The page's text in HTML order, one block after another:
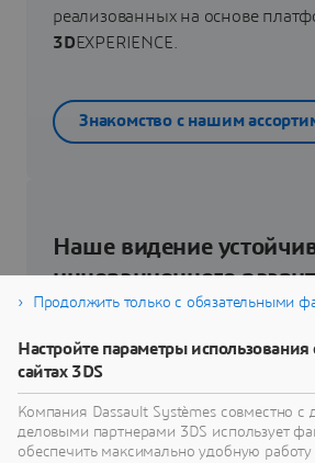
реализованных на основе
3DEXPERIENCE.
Знакомство с нашим
Наше видение
инновационного
помогут вам переосмыслить
процессы и даже бизнес-модели
реализации радикально новых
инноваций.
Продолжить только с обязательными
Настройте параметры
сайтах 3DS
Компания Dassault Systèmes совместно с
деловыми партнерами 3DS использует
обеспечить максимально удобную